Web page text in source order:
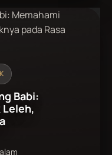
bisnis
pilihan
Di tengah
Babi: